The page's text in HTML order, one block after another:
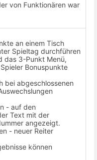
von Funktionären war
an einem Tisch
Spieltag durchführen
das 3-Punkt Menü,
Bonuspunkte
bei abgeschlossenen
- auf den
Text mit der
angezeigt.
- neuer Reiter
können